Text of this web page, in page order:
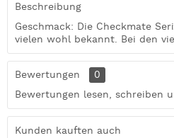
Beschreibung
Geschmack: Die Checkmate
vielen wohl bekannt. Bei den
Bewertungen
0
Bewertungen lesen, schreiben
Kunden kauften auch